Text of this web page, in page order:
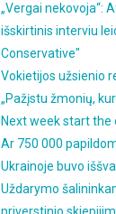
„Vergai nekovoja“:
išskirtinis interviu
Conservative"
Vokietijos užsienio
„Pažįstu žmonių,
Next week start
Ar 750 000
Ukrainoje buvo
Uždarymo